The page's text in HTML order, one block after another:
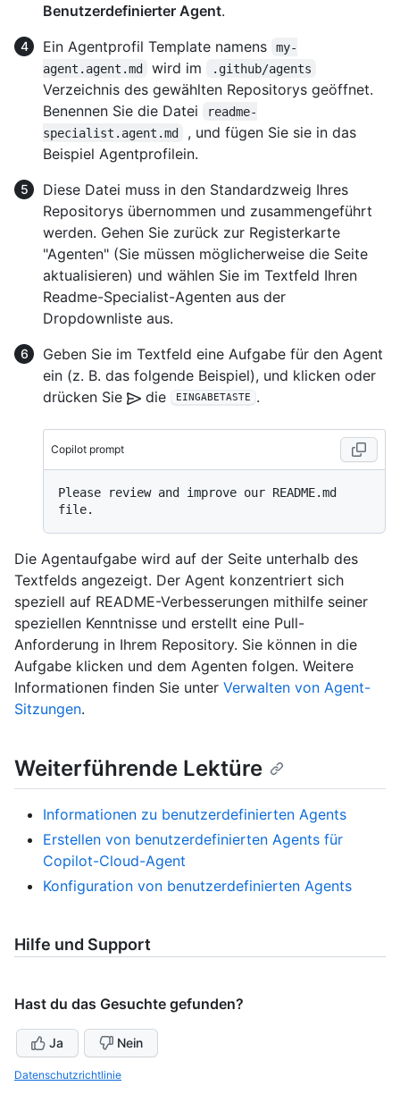
Benutzerdefinierter Agent.
Ein Agentprofil Template namens
my-
agent.agent.md
wird im .github/agents
Verzeichnis des gewählten Repositorys geöffnet.
Benennen Sie die Datei
readme-
specialist.agent.md
, und fügen Sie sie in das
Beispiel Agentprofilein.
Diese Datei muss in den Standardzweig Ihres
Repositorys übernommen und zusammengeführt
werden. Gehen Sie zurück zur Registerkarte
"Agenten" (Sie müssen möglicherweise die Seite
aktualisieren) und wählen Sie im Textfeld Ihren
Readme-Specialist-Agenten aus der
Dropdownliste aus.
Geben Sie im Textfeld eine Aufgabe für den Agent
ein (z. B. das folgende Beispiel), und klicken oder
drücken Sie
die EINGABETASTE .
Copilot prompt
Please review and improve our README.md
Die Agentaufgabe wird auf der Seite unterhalb des
Textfelds angezeigt. Der Agent konzentriert sich
speziell auf README-Verbesserungen mithilfe seiner
speziellen Kenntnisse und erstellt eine Pull-
Anforderung in Ihrem Repository. Sie können in die
Aufgabe klicken und dem Agenten folgen. Weitere
Informationen finden Sie unter Verwalten von Agent-
Sitzungen.
Weiterführende Lektüre
Informationen zu benutzerdefinierten Agents
Erstellen von benutzerdefinierten Agents für
Copilot-Cloud-Agent
Konfiguration von benutzerdefinierten Agents
Hilfe und Support
Hast du das Gesuchte gefunden?
Ja Nein
Datenschutzrichtlinie